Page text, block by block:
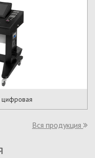
цифровая
Вся продукция